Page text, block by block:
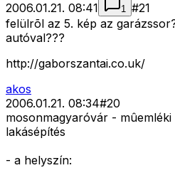
2006.01.21. 08:41
1 #21
felülrõl az 5. kép az
autóval???
http://gaborszantai.co.uk/
akos
2006.01.21. 08:34#20
mosonmagyaróvár -
lakásépítés
- a helyszín: